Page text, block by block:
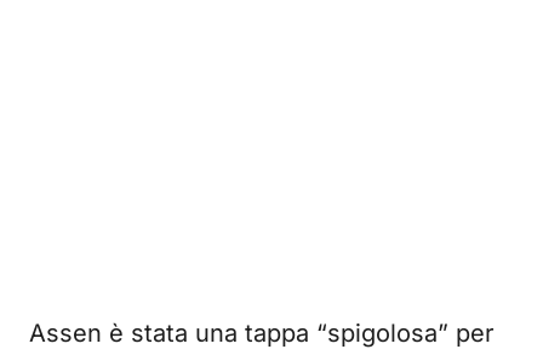
Assen è stata una tappa “spigolosa” per